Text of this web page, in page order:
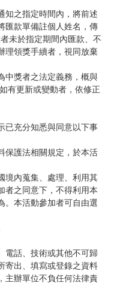
知之指定時間內，將前述
匯款單備註個人姓名，傳
未於指定期間內匯款、不
理領獎手續者，視同放棄
中獎者之法定義務，概與
有更新或變動者，依修正
已充分知悉與同意以下事
保護法相關規定，於本活
境內蒐集、處理、利用其
者之同意下，不得利用本
。本活動參加者可自由選
電話、技術或其他不可歸
寄出、填寫或登錄之資料
主辦單位不負任何法律責